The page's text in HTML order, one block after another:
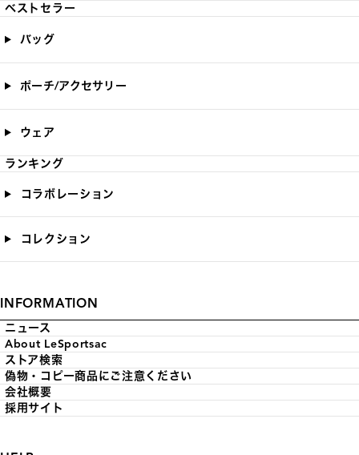
ベストセラー
バッグ
ポーチ/アクセサリー
ウェア
ランキング
コラボレーション
コレクション
INFORMATION
ニュース
About LeSportsac
ストア検索
偽物・コピー商品にご注意ください
会社概要
採用サイト